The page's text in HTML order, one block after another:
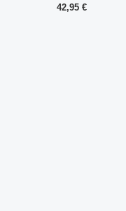
42,95€